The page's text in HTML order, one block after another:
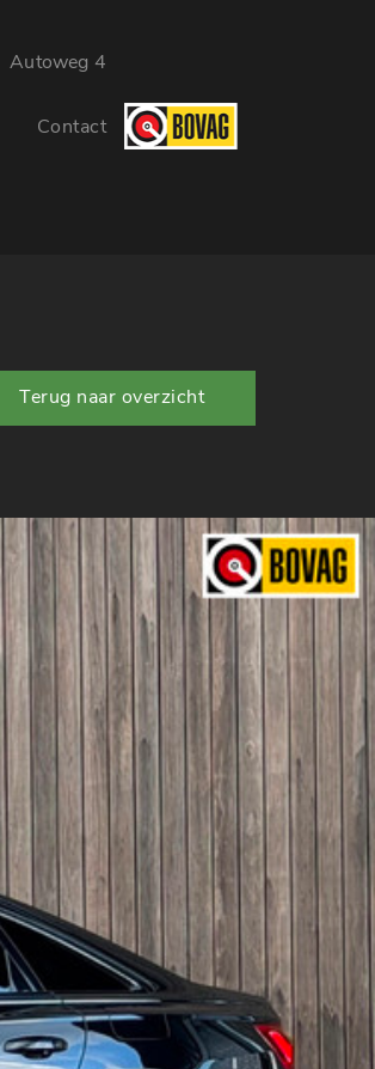
Autoweg 4
Contact
Terug naar overzicht